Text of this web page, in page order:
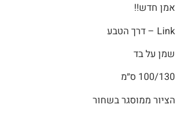
אמן חדש!!
Link – דרך הטבע
שמן על בד
100/130 ס״מ
הציור ממוסגר בשחור